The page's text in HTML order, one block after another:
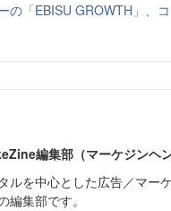
の「EBISU GROWTH」、
編集部（マーケジンヘ
ルを中心とした広告／マー
編集部です。